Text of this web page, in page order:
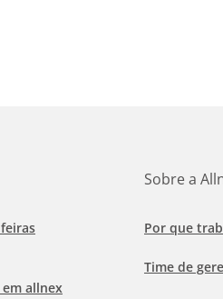
allnex
Sobre a
Por que
Time de